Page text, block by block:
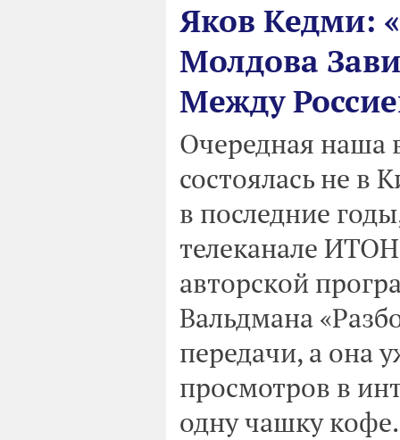
Яков Кедми:
Молдова
Между
Очередная наша
состоялась не в
в последние
телеканале
авторской
Вальдмана
передачи, а она
просмотров в
одну чашку